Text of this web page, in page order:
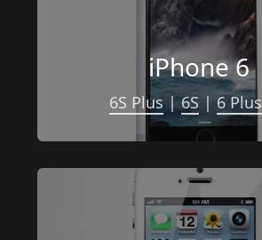
iPhone 6
6S Plus | 6S | 6 Plus